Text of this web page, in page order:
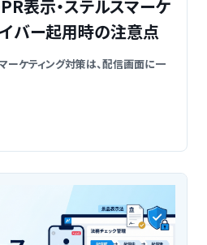
表示・ステルスマーケ
バー起用時の注意点
ーケティング対策は、配信画面に一